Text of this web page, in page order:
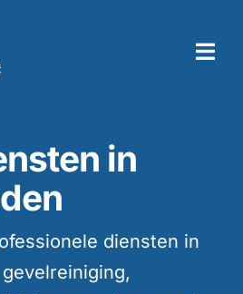
in
diensten in